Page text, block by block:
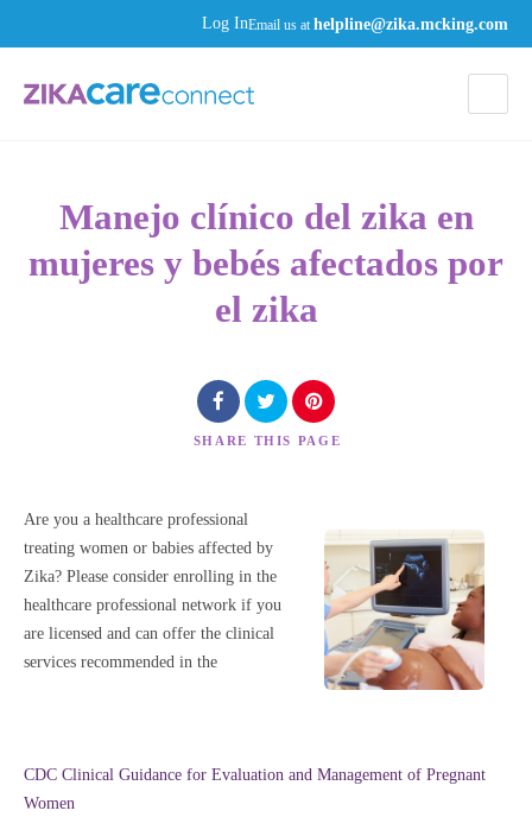
Log InEmail us at helpline@zika.mcking.com
Manejo clínico del zika en
mujeres y bebés afectados por
el zika
SHARE THIS PAGE
Are you a healthcare professional
treating women or babies affected by
Zika? Please consider enrolling in the
healthcare professional network if you
are licensed and can offer the clinical
services recommended in the
CDC Clinical Guidance for Evaluation and Management of Pregnant
Women